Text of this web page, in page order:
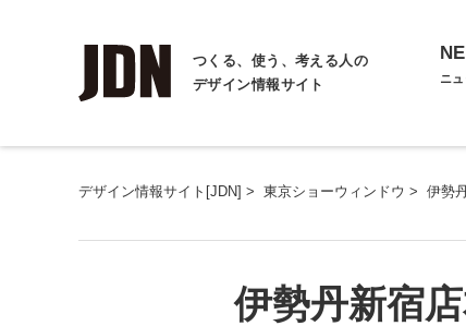
つくる、使う、考える人の
デザイン情報サイト
ニ
デザイン情報サイト[JDN] > 東京ショーウィンドウ > 伊勢
伊勢丹新宿